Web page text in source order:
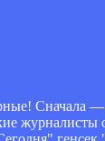
Сначала